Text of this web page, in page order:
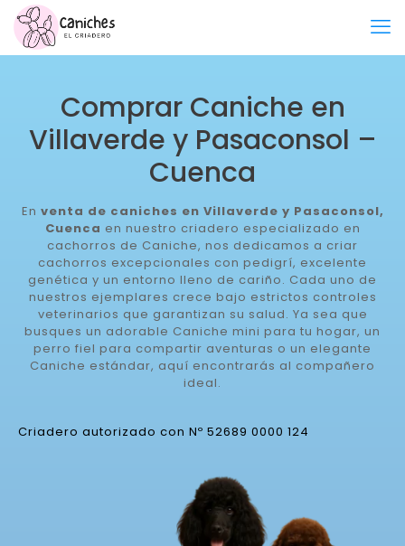
Comprar Caniche en
Villaverde y Pasaconsol –
Cuenca
En venta de caniches en Villaverde y Pasaconsol,
Cuenca en nuestro criadero especializado en
cachorros de Caniche, nos dedicamos a criar
cachorros excepcionales con pedigrí, excelente
genética y un entorno lleno de cariño. Cada uno de
nuestros ejemplares crece bajo estrictos controles
veterinarios que garantizan su salud. Ya sea que
busques un adorable Caniche mini para tu hogar, un
perro fiel para compartir aventuras o un elegante
Caniche estándar, aquí encontrarás al compañero
ideal.
Criadero autorizado con Nº 52689 0000 124